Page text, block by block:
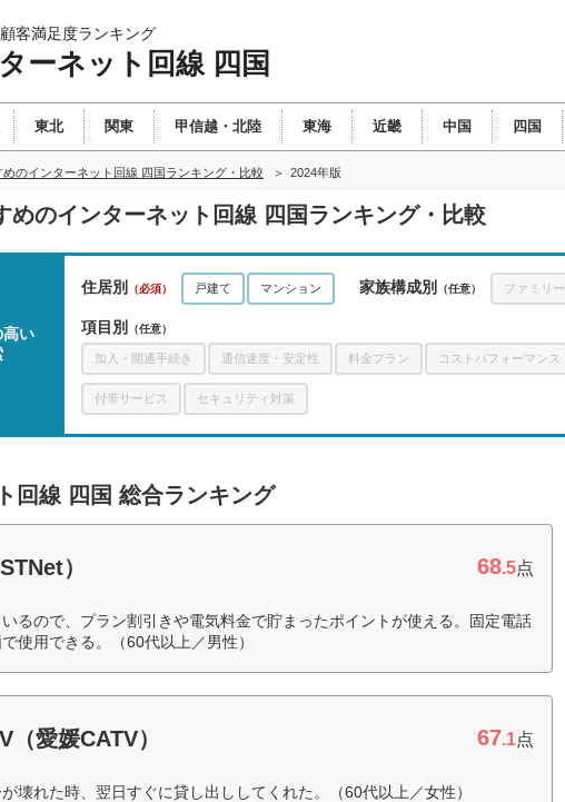
客満足度ランキング
ーネット回線 四国
東北 関東 甲信越・北陸 東海 近畿 中国 四国
めのインターネット回線 四国ランキング・比較 2024年版
めのインターネット回線 四国ランキング・比較
高い
住居別 （必須） 戸建て マンション 家族構成別 （任意） ファミリー
項目別 （任意）
加入・開通手続き 通信速度・安定性 料金プラン コストパフォーマンス
付帯サービス セキュリティ対策
回線 四国 総合ランキング
） 68.5点
るので、プラン割引きや電気料金で貯まったポイントが使える。固定電話
使用できる。（60代以上／男性）
（愛媛CATV） 67.1点
壊れた時、翌日すぐに貸し出ししてくれた。（60代以上／女性）